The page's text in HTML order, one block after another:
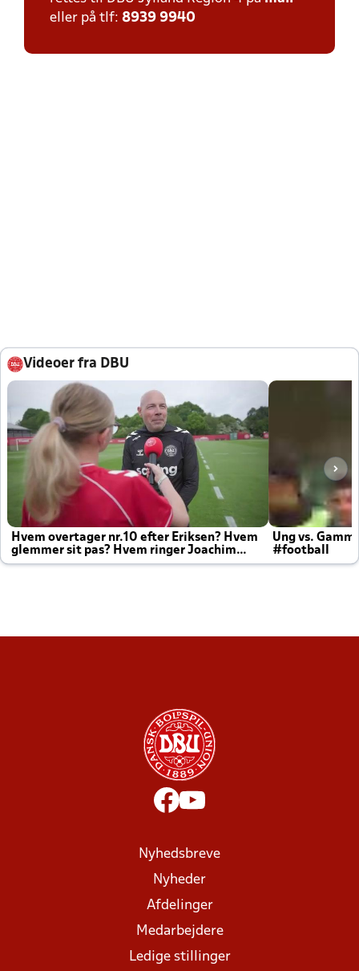
eller på tlf: 8939 9940
Videoer fra DBU
Hvem overtager nr.10 efter Eriksen? Hvem
glemmer sit pas? Hvem ringer Joachim
altid til efter kampe?
Ung vs.
#football
Nyhedsbreve
Nyheder
Afdelinger
Medarbejdere
Ledige stillinger